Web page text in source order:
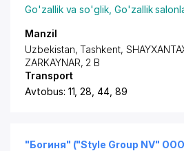
Go'zallik va so'glik Go'zallik
Manzil
Uzbekistan,Tashkent,
ZARKAYNAR, 2 B
Transport
Avtobus: 11, 28, 44, 89
"Богиня" ("Style Group NV"